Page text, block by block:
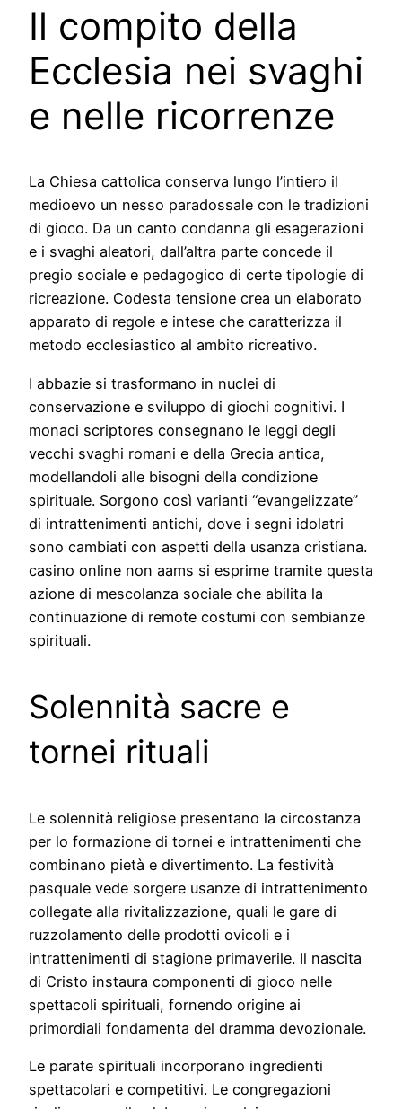
Il compito della
Ecclesia nei svaghi
e nelle ricorrenze
La Chiesa cattolica conserva lungo l’intiero il
medioevo un nesso paradossale con le tradizioni
di gioco. Da un canto condanna gli esagerazioni
e i svaghi aleatori, dall’altra parte concede il
pregio sociale e pedagogico di certe tipologie di
ricreazione. Codesta tensione crea un elaborato
apparato di regole e intese che caratterizza il
metodo ecclesiastico al ambito ricreativo.
I abbazie si trasformano in nuclei di
conservazione e sviluppo di giochi cognitivi. I
monaci scriptores consegnano le leggi degli
vecchi svaghi romani e della Grecia antica,
modellandoli alle bisogni della condizione
spirituale. Sorgono così varianti “evangelizzate”
di intrattenimenti antichi, dove i segni idolatri
sono cambiati con aspetti della usanza cristiana.
casino online non aams si esprime tramite questa
azione di mescolanza sociale che abilita la
continuazione di remote costumi con sembianze
spirituali.
Solennità sacre e
tornei rituali
Le solennità religiose presentano la circostanza
per lo formazione di tornei e intrattenimenti che
combinano pietà e divertimento. La festività
pasquale vede sorgere usanze di intrattenimento
collegate alla rivitalizzazione, quali le gare di
ruzzolamento delle prodotti ovicoli e i
intrattenimenti di stagione primaverile. Il nascita
di Cristo instaura componenti di gioco nelle
spettacoli spirituali, fornendo origine ai
primordiali fondamenta del dramma devozionale.
Le parate spirituali incorporano ingredienti
spettacolari e competitivi. Le congregazioni